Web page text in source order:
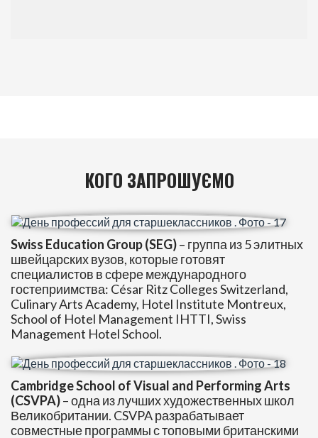
КОГО ЗАПРОШУЄМО
Swiss Education Group(SEG)– группа из 5 элитных
швейцарских вузов, которые готовят
специалистов в сфере международного
гостеприимства: César Ritz Colleges Switzerland,
Culinary Arts Academy, Hotel Institute Montreux,
School of Hotel Management IHTTI, Swiss
Management Hotel School.
Cambridge School of Visual and Performing Arts
(CSVPA)– одна из лучших художественных школ
Великобритании. CSVPA разрабатывает
совместные программы с топовыми британскими